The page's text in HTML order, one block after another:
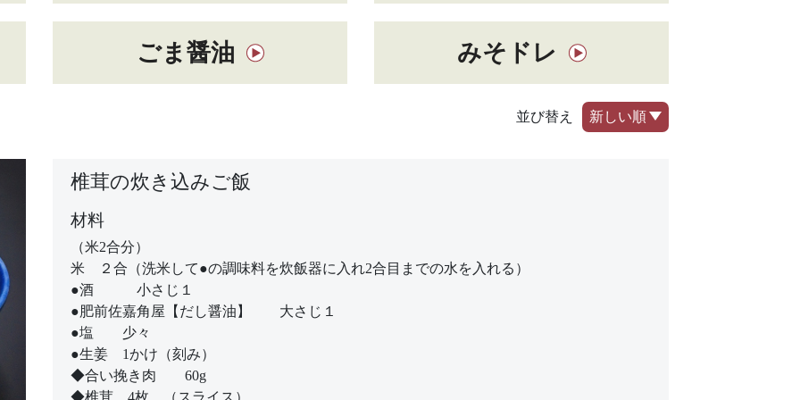
ごま醤油 みそドレ
並び替え 新しい順
椎茸の炊き込みご飯
材料
（米2合分）
米 ２合（洗米して●の調味料を炊飯器に入れ2合目までの水を入れる）
●酒 小さじ１
●肥前佐嘉角屋【だし醤油】 大さじ１
●塩 少々
●生姜 1かけ（刻み）
◆合い挽き肉 60g
◆椎茸 4枚 （スライス）